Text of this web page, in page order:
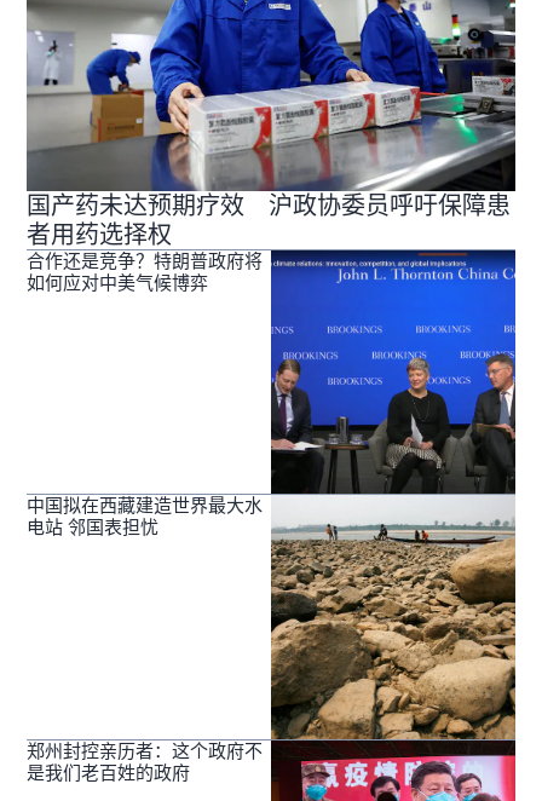
国产药未达预期疗效 沪政协委员呼吁保障患
者用药选择权
合作还是竞争？特朗普政府将
如何应对中美气候博弈
中国拟在西藏建造世界最大水
电站 邻国表担忧
郑州封控亲历者：这个政府不
是我们老百姓的政府